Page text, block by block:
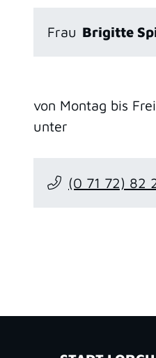
Frau Brigitte
von Montag bis
unter
(0 71 72) 82